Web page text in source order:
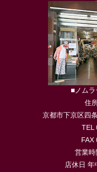
■ノム
住
京都市下京区四
TEL
FAX
営業
店休日 年